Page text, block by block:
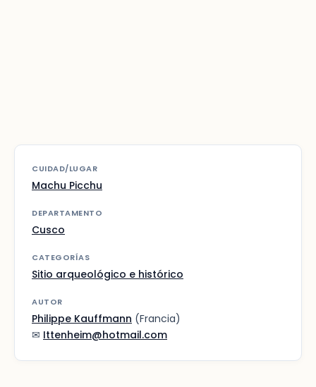
CUIDAD/LUGAR
Machu Picchu
DEPARTAMENTO
Cusco
CATEGORÍAS
Sitio arqueológico e histórico
AUTOR
Philippe Kauffmann (Francia)
✉ Ittenheim@hotmail.com